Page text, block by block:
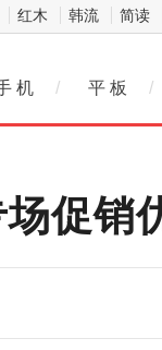
红木 韩流 简读
机 / 平 板 /
促销